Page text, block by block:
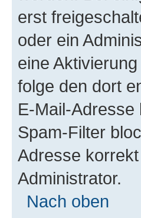
erst
oder ein
eine
folge den dort
E-Mail-
Spam-Filter
Adresse
Administrator.
Nach oben